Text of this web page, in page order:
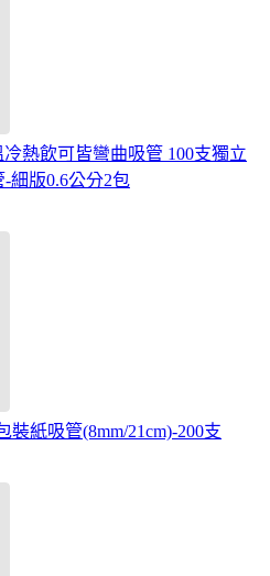
冷熱飲可皆彎曲吸管 100支獨立
細版0.6公分2包
紙吸管(8mm/21cm)-200支